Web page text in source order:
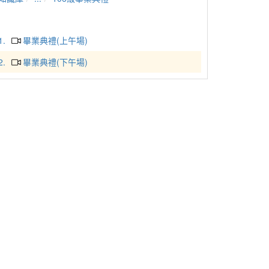
畢業典禮(上午場)
畢業典禮(下午場)